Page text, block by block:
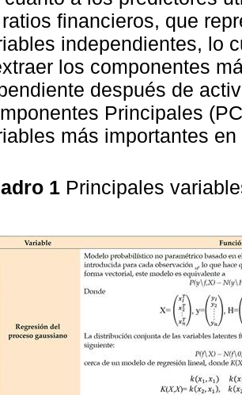
financieros, que
independientes, lo
los componentes
después de
Principales
más importantes
1 Principales